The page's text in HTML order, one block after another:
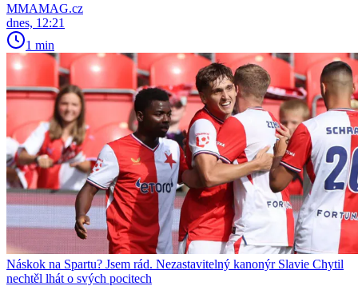
MMAMAG.cz
dnes, 12:21
1 min
Náskok na Spartu? Jsem rád. Nezastavitelný kanonýr Slavie Chytil
nechtěl lhát o svých pocitech